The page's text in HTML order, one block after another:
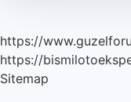
https://
https://
Sitemap